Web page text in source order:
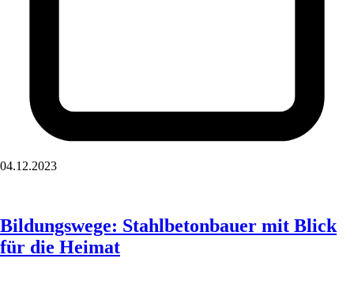
04.12.2023
Bildungswege: Stahlbetonbauer mit Blick
für die Heimat